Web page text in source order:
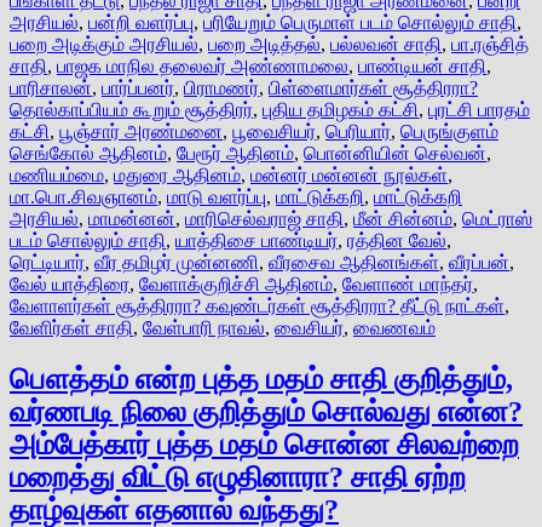
அரசியல், பன்றி வளர்ப்பு, பரியேறும் பெருமாள் படம் சொல்லும் சாதி,
பறை அடிக்கும் அரசியல், பறை அடித்தல், பல்லவன் சாதி, பா.ரஞ்சித்
சாதி, பாஜக மாநில தலைவர் அண்ணாமலை, பாண்டியன் சாதி,
பாரிசாலன், பார்ப்பனர், பிராமணர், பிள்ளைமார்கள் சூத்திரரா?
தொல்காப்பியம் கூறும் சூத்திரர், புதிய தமிழகம் கட்சி, புரட்சி பாரதம்
கட்சி, பூஞ்சார் அரண்மனை, பூவைசியர், பெரியார், பெருங்குளம்
செங்கோல் ஆதினம், பேரூர் ஆதினம், பொன்னியின் செல்வன்,
மணியம்மை, மதுரை ஆதினம், மன்னர் மன்னன் நூல்கள்,
மா.பொ.சிவஞானம், மாடு வளர்ப்பு, மாட்டுக்கறி, மாட்டுக்கறி
அரசியல், மாமன்னன், மாரிசெல்வராஜ் சாதி, மீன் சின்னம், மெட்ராஸ்
படம் சொல்லும் சாதி, யாத்திசை பாண்டியர், ரத்தின வேல்,
ரெட்டியார், வீர தமிழர் முன்னணி, வீரசைவ ஆதினங்கள், வீரப்பன்,
வேல் யாத்திரை, வேளாக்குறிச்சி ஆதினம், வேளாண் மாந்தர்,
வேளாளர்கள் சூத்திரரா? கவுண்டர்கள் சூத்திரரா? தீட்டு நாட்கள்,
வேளிர்கள் சாதி, வேள்பாரி நாவல், வைசியர், வைணவம்
பௌத்தம் என்ற புத்த மதம் சாதி குறித்தும்,
வர்ணபடி நிலை குறித்தும் சொல்வது என்ன?
அம்பேத்கார் புத்த மதம் சொன்ன சிலவற்றை
மறைத்து விட்டு எழுதினாரா? சாதி ஏற்ற
தாழ்வுகள் எதனால் வந்தது?